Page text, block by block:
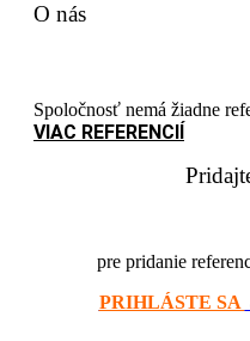
O nás
Spoločnosť nemá žiadne
VIAC REFERENCIÍ
pre pridanie
PRIHLÁSTE SA